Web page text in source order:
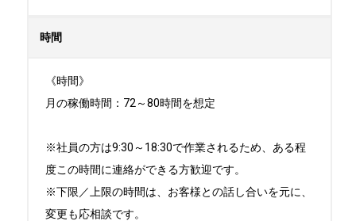
時間
《時間》
月の稼働時間：72～80時間を想定
※社員の方は9:30～18:30で作業されるため、ある程
度この時間に連絡ができる方歓迎です。
※下限／上限の時間は、お客様との話し合いを元に、
変更も応相談です。